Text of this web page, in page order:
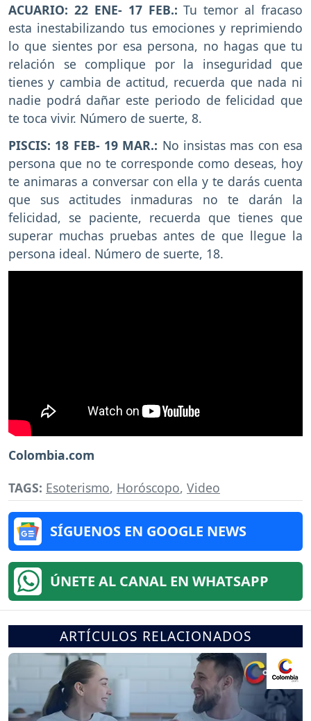
ACUARIO: 22 ENE- 17 FEB.:Tu temor al fracaso
esta inestabilizando tus emociones y reprimiendo
lo que sientes por esa persona, no hagas que tu
relación se complique por la inseguridad que
tienes y cambia de actitud, recuerda que nada ni
nadie podrá dañar este periodo de felicidad que
te toca vivir. Número de suerte, 8.
PISCIS: 18 FEB- 19 MAR.: No insistas mas con esa
persona que no te corresponde como deseas, hoy
te animaras a conversar con ella y te darás cuenta
que sus actitudes inmaduras no te darán la
felicidad, se paciente, recuerda que tienes que
superar muchas pruebas antes de que llegue la
persona ideal. Número de suerte, 18.
Colombia.com
TAGS: Esoterismo, Horóscopo, Video
SÍGUENOS EN GOOGLE NEWS
ÚNETE AL CANAL EN WHATSAPP
ARTÍCULOS RELACIONADOS